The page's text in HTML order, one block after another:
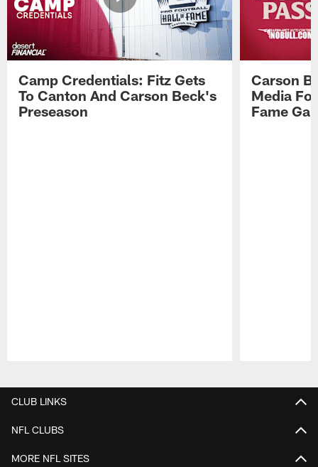
Camp Credentials: Fitz Gets
To Canton And Carson Beck's
Preseason
Carson
Media
Fame
CLUB LINKS
NFL CLUBS
MORE NFL SITES